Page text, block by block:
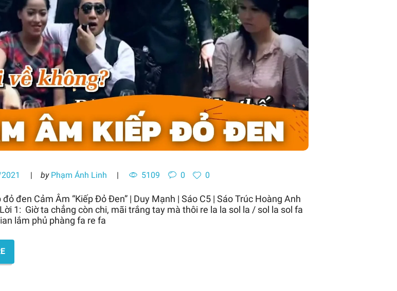
by Phạm Ánh Linh 5109 0 0
đen Cảm Âm “Kiếp Đỏ Đen” | Duy Mạnh | Sáo C5 | Sáo Trúc Hoàng Anh
1: Giờ ta chẳng còn chi, mãi trắng tay mà thôi re la la sol la / sol la sol fa
lắm phủ phàng fa re fa